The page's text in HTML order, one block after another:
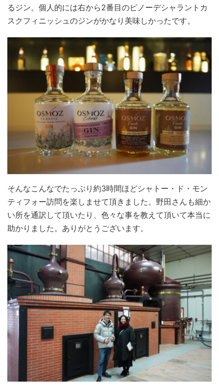
るジン。個人的には右から2番目のピノーデシャラントカ
スクフィニッシュのジンがかなり美味しかったです。
そんなこんなでたっぷり約3時間ほどシャトー・ド・モン
ティフォー訪問を楽しませて頂きました。野田さんも細か
い所を通訳して頂いたり、色々な事を教えて頂いて本当に
助かりました。ありがとうございます。